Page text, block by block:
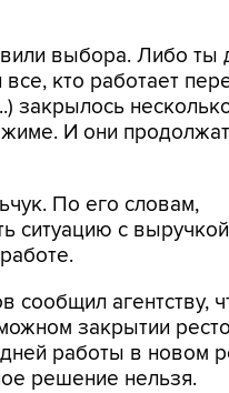
выбора. Либо ты
кто работает
закрылось
И они продолжат
По его словам,
ситуацию с
сообщил агентству,
закрытии
дней работы в новом
решение нельзя.